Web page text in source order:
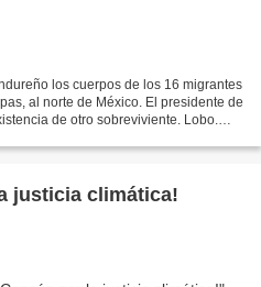
los cuerpos de los 16 migrantes
al norte de México. El presidente de
de otro sobreviviente. Lobo.
justicia climática!